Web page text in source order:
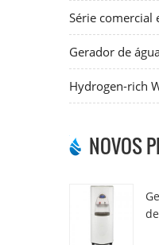
Série comercial
Gerador de
Hydrogen-rich
NOVOS